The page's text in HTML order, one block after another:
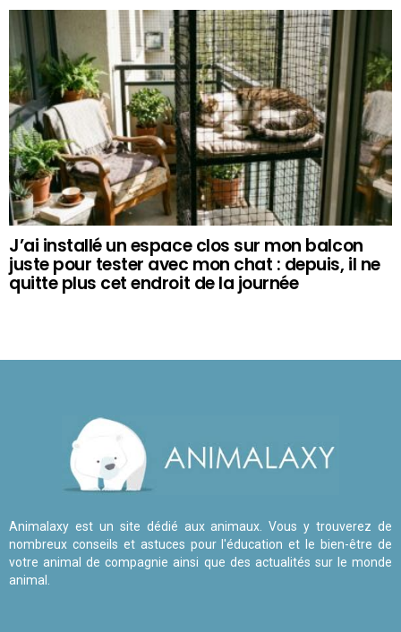
J’ai installé un espace clos sur mon balcon
juste pour tester avec mon chat : depuis, il ne
quitte plus cet endroit de la journée
Animalaxy est un site dédié aux animaux. Vous y trouverez de
nombreux conseils et astuces pour l'éducation et le bien-être de
votre animal de compagnie ainsi que des actualités sur le monde
animal.